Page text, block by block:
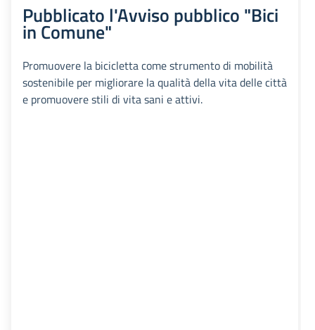
Pubblicato l'Avviso pubblico "Bici
in Comune"
Promuovere la bicicletta come strumento di mobilità
sostenibile per migliorare la qualità della vita delle città
e promuovere stili di vita sani e attivi.